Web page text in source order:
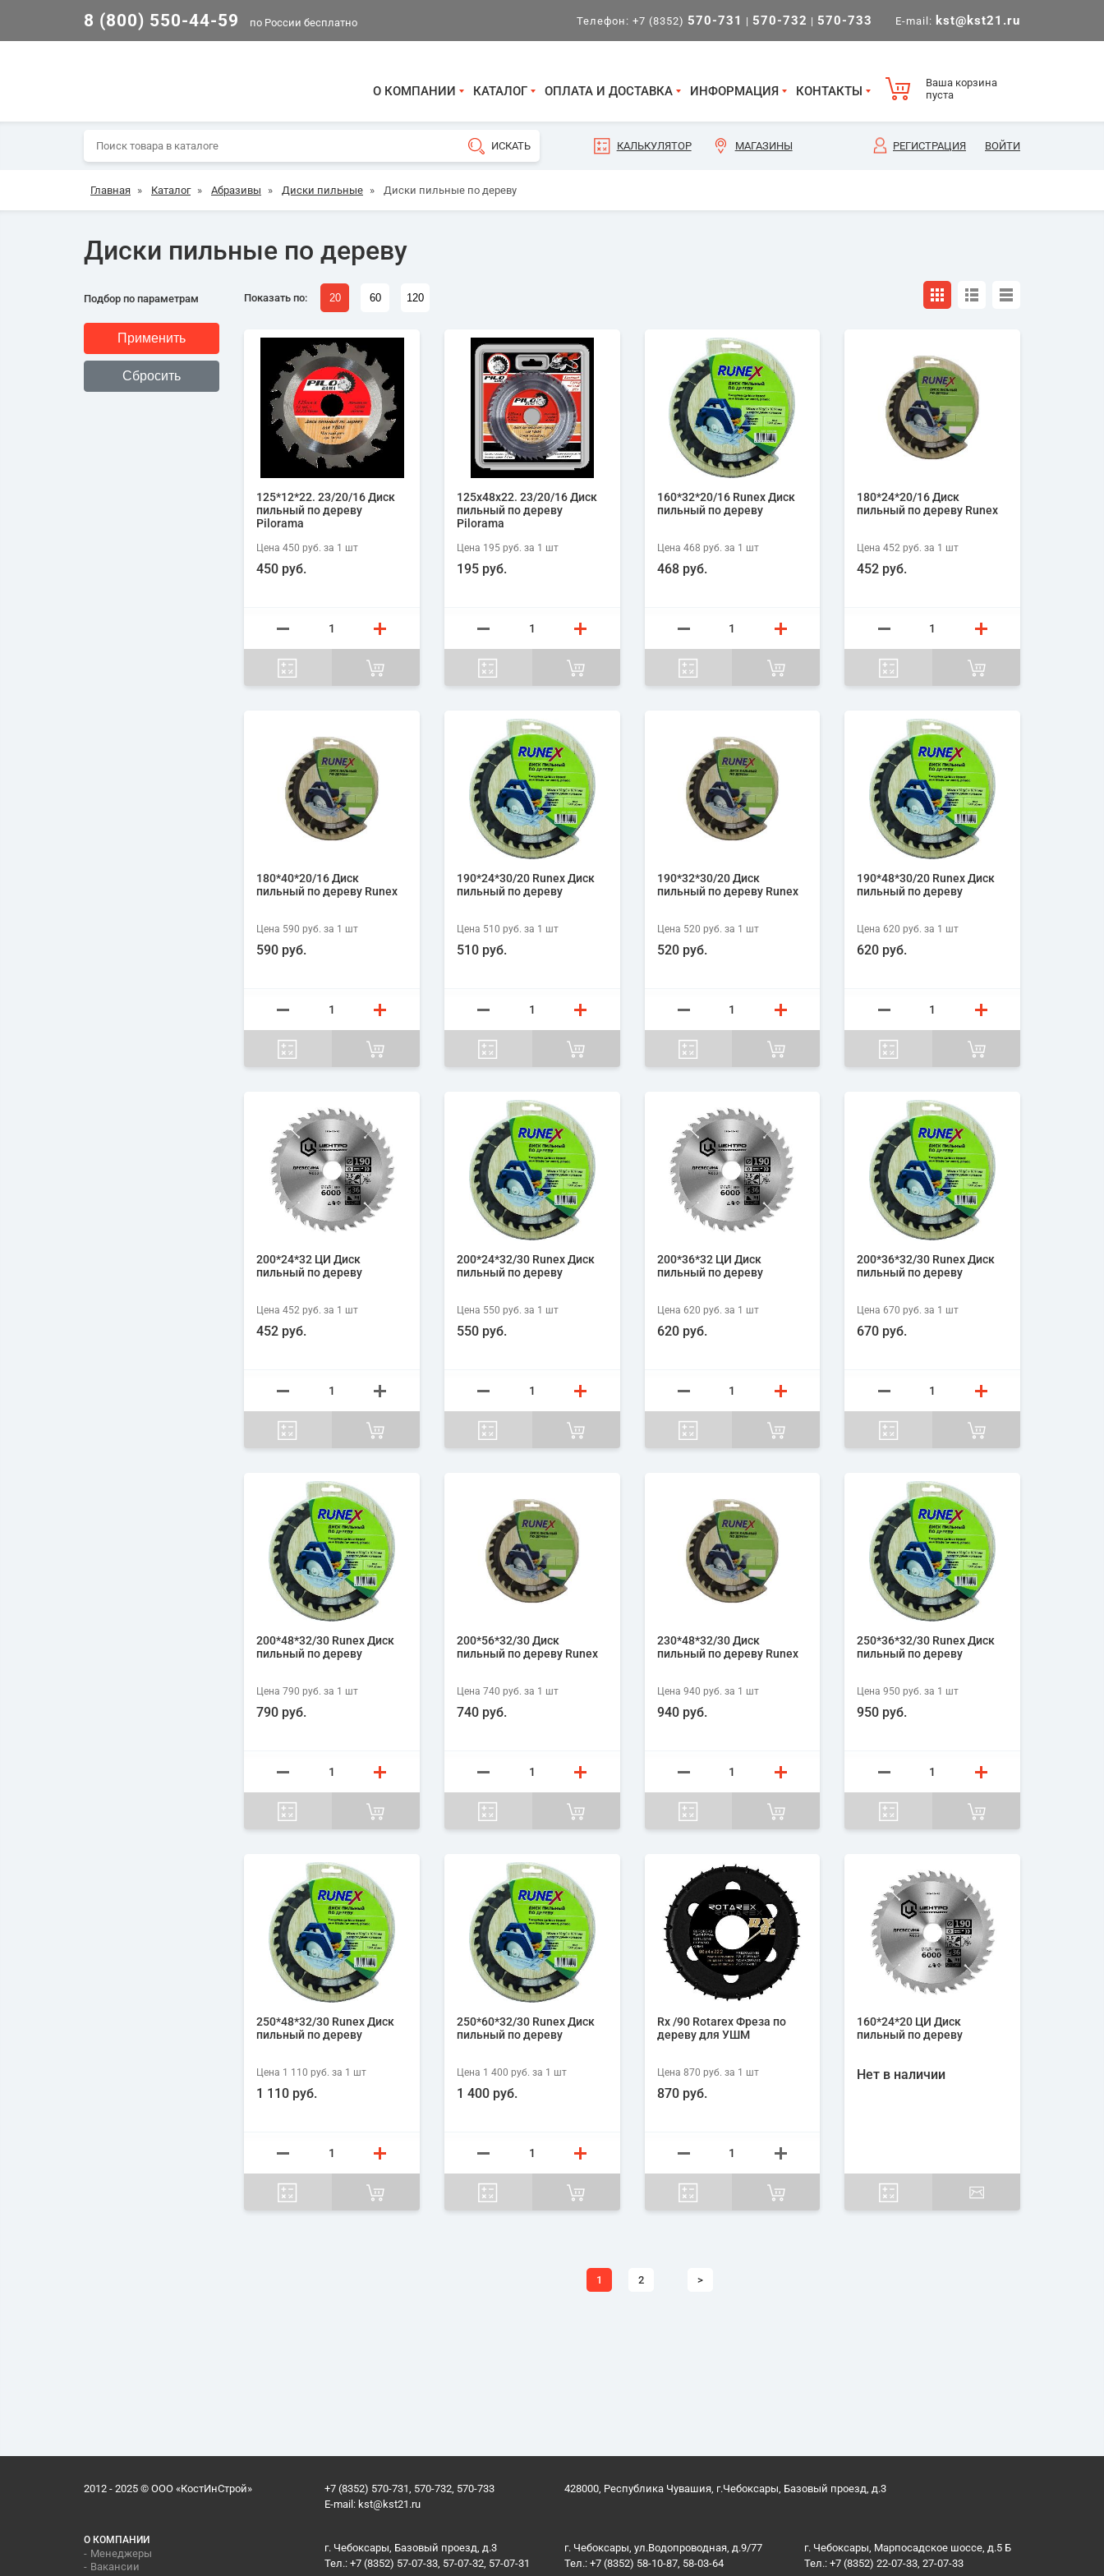
8 (800) 550-44-59 по России бесплатно Телефон: +7 (8352) 570-731 | 570-732 | 570-733 E-mail: kst@kst21.ru
О КОМПАНИИ КАТАЛОГ ОПЛАТА И ДОСТАВКА ИНФОРМАЦИЯ КОНТАКТЫ
Ваша корзина
пуста
КАЛЬКУЛЯТОР МАГАЗИНЫ РЕГИСТРАЦИЯ ВОЙТИ
Главная » Каталог » Абразивы » Диски пильные » Диски пильные по дереву
Диски пильные по дереву
Подбор по параметрам Показать по: 20 60 120
125*12*22. 23/20/16 Диск
пильный по дереву
Pilorama
Цена 450 руб. за 1 шт
450 руб.
125х48х22. 23/20/16 Диск
пильный по дереву
Pilorama
Цена 195 руб. за 1 шт
195 руб.
160*32*20/16 Runex Диск
пильный по дереву
Цена 468 руб. за 1 шт
468 руб.
180*24*20/16 Диск
пильный по дереву Runex
Цена452 руб. за 1 шт
452 руб.
180*40*20/16 Диск
пильный по дереву Runex
Цена 590 руб. за 1 шт
590 руб.
190*24*30/20 Runex Диск
пильный по дереву
Цена 510 руб. за 1 шт
510 руб.
190*32*30/20 Диск
пильный по дереву Runex
Цена 520 руб. за 1 шт
520 руб.
190*48*30/20 Runex Диск
пильный по дереву
Цена620 руб. за 1 шт
620 руб.
200*24*32 ЦИ Диск
пильный по дереву
Цена 452 руб. за 1 шт
452 руб.
200*24*32/30 Runex Диск
пильный по дереву
Цена 550 руб. за 1 шт
550 руб.
200*36*32 ЦИ Диск
пильный по дереву
Цена 620 руб. за 1 шт
620 руб.
200*36*32/30 Runex Диск
пильный по дереву
Цена670 руб. за 1 шт
670 руб.
200*48*32/30 Runex Диск
пильный по дереву
Цена 790 руб. за 1 шт
790 руб.
200*56*32/30 Диск
пильный по дереву Runex
Цена 740 руб. за 1 шт
740 руб.
230*48*32/30 Диск
пильный по дереву Runex
Цена 940 руб. за 1 шт
940 руб.
250*36*32/30 Runex Диск
пильный по дереву
Цена950 руб. за 1 шт
950 руб.
250*48*32/30 Runex Диск
пильный по дереву
Цена 1 110 руб. за 1 шт
1 110 руб.
250*60*32/30 Runex Диск
пильный по дереву
Цена 1 400 руб. за 1 шт
1 400 руб.
Rх /90 Rotarex Фреза по
дереву для УШМ
Цена 870 руб. за 1 шт
870 руб.
160*24*20 ЦИ Диск
пильный по дереву
Нет в наличии
1 2 >
2012 - 2025 © ООО «КостИнСтрой»
+7 (8352) 570-731, 570-732, 570-733
E-mail: kst@kst21.ru
428000, Республика Чувашия, г.Чебоксары, Базовый проезд, д.3
О КОМПАНИИ
Менеджеры
Вакансии
г. Чебоксары, Базовый проезд, д.3
Тел.: +7 (8352) 57-07-33, 57-07-32, 57-07-31
г. Чебоксары, ул.Водопроводная, д.9/77
Тел.: +7 (8352) 58-10-87, 58-03-64
г. Чебоксары, Марпосадское шоссе, д.5 Б
Тел.: +7 (8352) 22-07-33, 27-07-33